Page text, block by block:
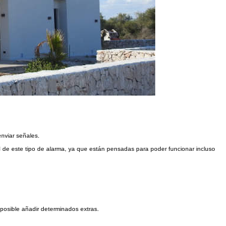
señales.
este tipo de alarma, ya que están pensadas para poder funcionar incluso
añadir determinados extras.